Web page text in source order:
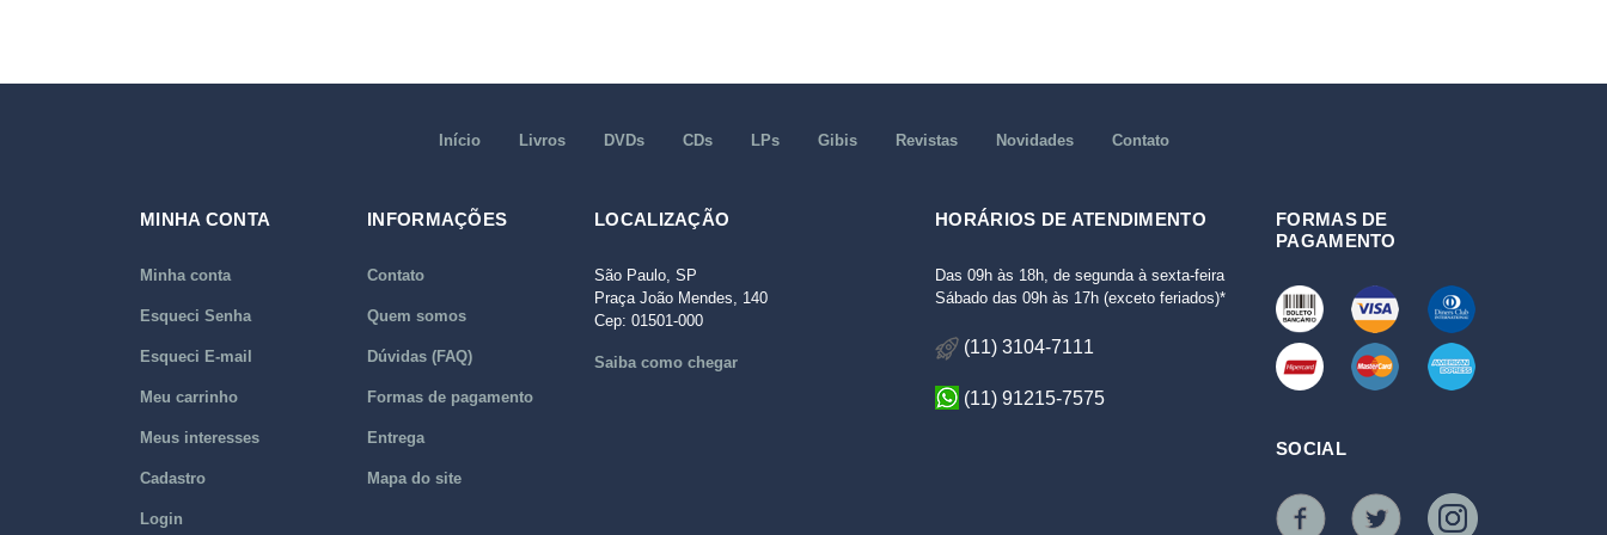
Início Livros DVDs CDs LPs Gibis Revistas Novidades Contato
MINHA CONTA
Minha conta
Esqueci Senha
Esqueci E-mail
Meu carrinho
Meus interesses
Cadastro
Login
INFORMAÇÕES
Contato
Quem somos
Dúvidas (FAQ)
Formas de pagamento
Entrega
Mapa do site
LOCALIZAÇÃO
São Paulo, SP
Praça João Mendes, 140
Cep: 01501-000
Saiba como chegar
HORÁRIOS DE ATENDIMENTO
Das 09h às 18h, de segunda à sexta-feira
Sábado das 09h às 17h (exceto feriados)*
(11) 3104-7111
(11) 91215-7575
FORMAS DE
PAGAMENTO
SOCIAL